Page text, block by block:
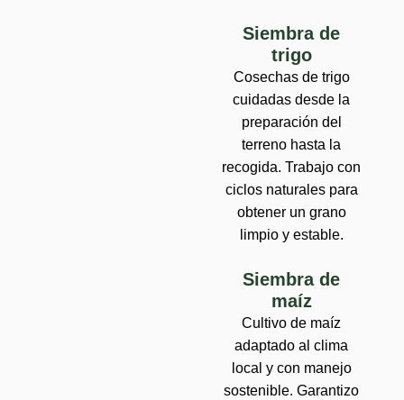
Siembra de
trigo
Cosechas de trigo
cuidadas desde la
preparación del
terreno hasta la
recogida. Trabajo con
ciclos naturales para
obtener un grano
limpio y estable.
Siembra de
maíz
Cultivo de maíz
adaptado al clima
local y con manejo
sostenible. Garantizo